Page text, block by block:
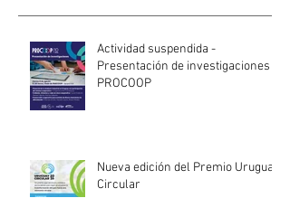
Actividad suspendida -
Presentación de investigaciones -
PROCOOP
Nueva edición del Premio Uruguay
Circular